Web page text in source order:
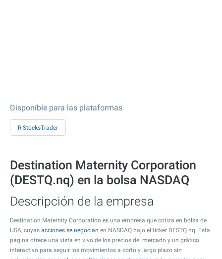
Disponible para las plataformas
R StocksTrader
Destination Maternity Corporation
(DESTQ.nq) en la bolsa NASDAQ
Descripción de la empresa
Destination Maternity Corporation es una empresa que cotiza en bolsa de
USA, cuyas acciones se negocian en NASDAQ bajo el ticker DESTQ.nq. Esta
página ofrece una vista en vivo de los precios del mercado y un gráfico
interactivo para seguir los movimientos a corto y largo plazo sin